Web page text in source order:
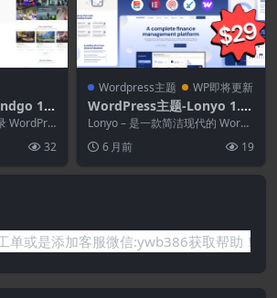
1.
主
WordPre
32
Wordpress主题 WP即将更新
WordPress主题-Lonyo 1.0.
1–软件.SaaS和初创公司Wor
dPress主题
Lonyo – 是一款简洁现代的 WordP
6 月前 19
迎提交工单或是添加客服微信:ywb386获取